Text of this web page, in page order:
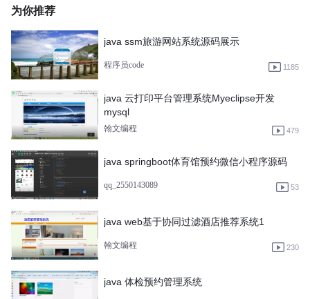
为你推荐
java ssm旅游网站系统源码展示
程序员code 1185
java 云打印平台管理系统Myeclipse开发
mysql
翰文编程 479
java springboot体育馆预约微信小程序源码
qq_2550143089 53
java web基于协同过滤酒店推荐系统1
翰文编程 230
java 体检预约管理系统